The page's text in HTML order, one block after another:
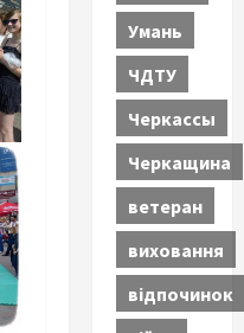
Умань
ЧДТУ
Черкассы
Черкащина
ветеран
виховання
відпочинок